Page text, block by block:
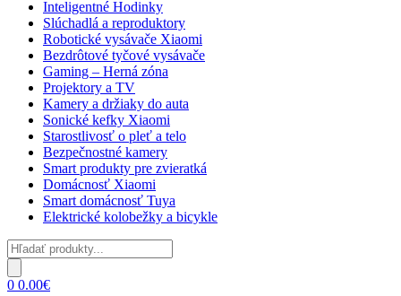
Inteligentné Hodinky
Slúchadlá a reproduktory
Robotické vysávače Xiaomi
Bezdrôtové tyčové vysávače
Gaming – Herná zóna
Projektory a TV
Kamery a držiaky do auta
Sonické kefky Xiaomi
Starostlivosť o pleť a telo
Bezpečnostné kamery
Smart produkty pre zvieratká
Domácnosť Xiaomi
Smart domácnosť Tuya
Elektrické kolobežky a bicykle
Products
search
0 0.00€